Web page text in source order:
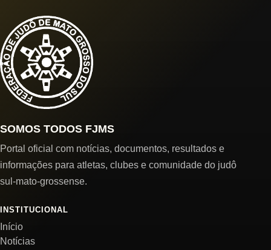
SOMOS TODOS FJMS
Portal oficial com notícias, documentos, resultados e
informações para atletas, clubes e comunidade do judô
sul-mato-grossense.
INSTITUCIONAL
Início
Notícias